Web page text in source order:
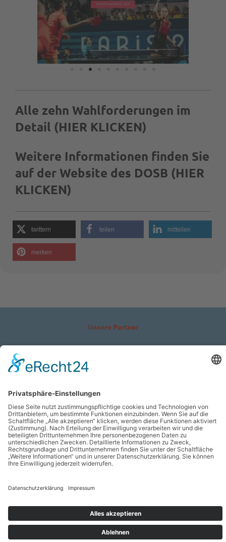
Alle zehn Wahlforderungen im
Detail (HIER KLICKEN)
Weitere Informationen finden Sie
auf der Website des DOSB (HIER
KLICKEN)
twittern teilen mitteilen
merken
Unsere Partner
Impressum
Datenschutzerklärung
Barrierefreiheitserklärung